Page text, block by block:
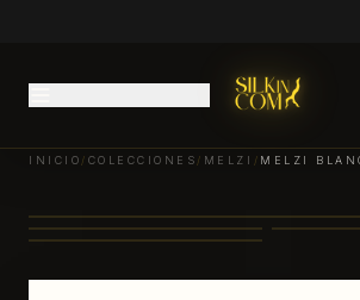
INICIO / COLECCIONES / MELZI / MELZI